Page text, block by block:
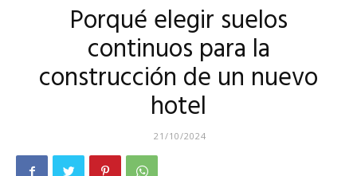
Porqué elegir suelos
continuos para la
construcción de un nuevo
hotel
21/10/2024